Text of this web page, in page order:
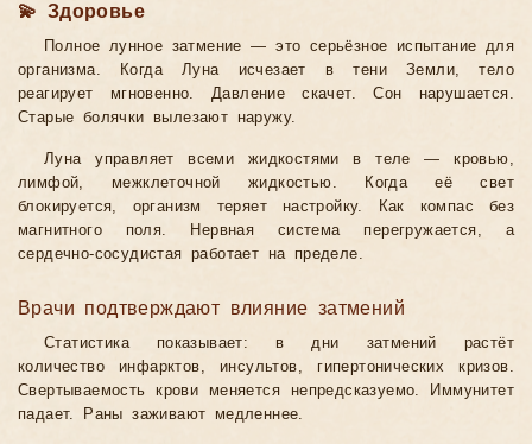
💫 Здоровье
Полное лунное затмение — это серьёзное испытание для
организма. Когда Луна исчезает в тени Земли, тело
реагирует мгновенно. Давление скачет. Сон нарушается.
Старые болячки вылезают наружу.
Луна управляет всеми жидкостями в теле — кровью,
лимфой, межклеточной жидкостью. Когда её свет
блокируется, организм теряет настройку. Как компас без
магнитного поля. Нервная система перегружается, а
сердечно-сосудистая работает на пределе.
Врачи подтверждают влияние затмений
Статистика показывает: в дни затмений растёт
количество инфарктов, инсультов, гипертонических кризов.
Свертываемость крови меняется непредсказуемо. Иммунитет
падает. Раны заживают медленнее.